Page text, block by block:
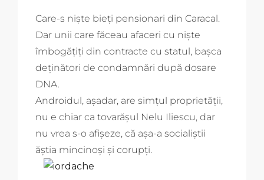
Care-s niște bieți pensionari din Caracal.
Dar unii care făceau afaceri cu niște
îmbogățiți din contracte cu statul, bașca
deținători de condamnări după dosare
DNA.
Androidul, așadar, are simțul proprietății,
nu e chiar ca tovarășul Nelu Iliescu, dar
nu vrea s-o afișeze, că așa-a socialiștii
ăștia mincinoși și corupți.